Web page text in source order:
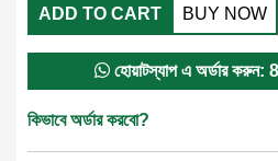
ADD TO CART BUY NOW
হোয়াটস্যাপ এ অর্ডার
কিভাবে অর্ডার করবো?